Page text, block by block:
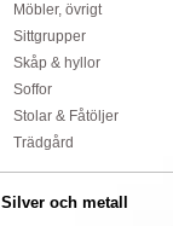
Möbler, övrigt
Sittgrupper
Skåp & hyllor
Soffor
Stolar & Fåtöljer
Trädgård
Silver och metall